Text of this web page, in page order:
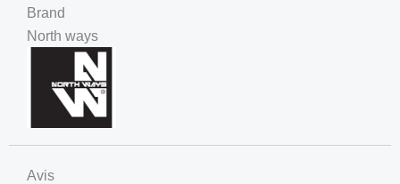
Brand
North ways
Avis